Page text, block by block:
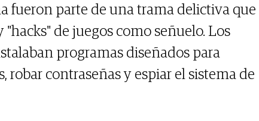
fueron parte de una trama delictiva que
de juegos como señuelo. Los
programas diseñados para
robar contraseñas y espiar el sistema de